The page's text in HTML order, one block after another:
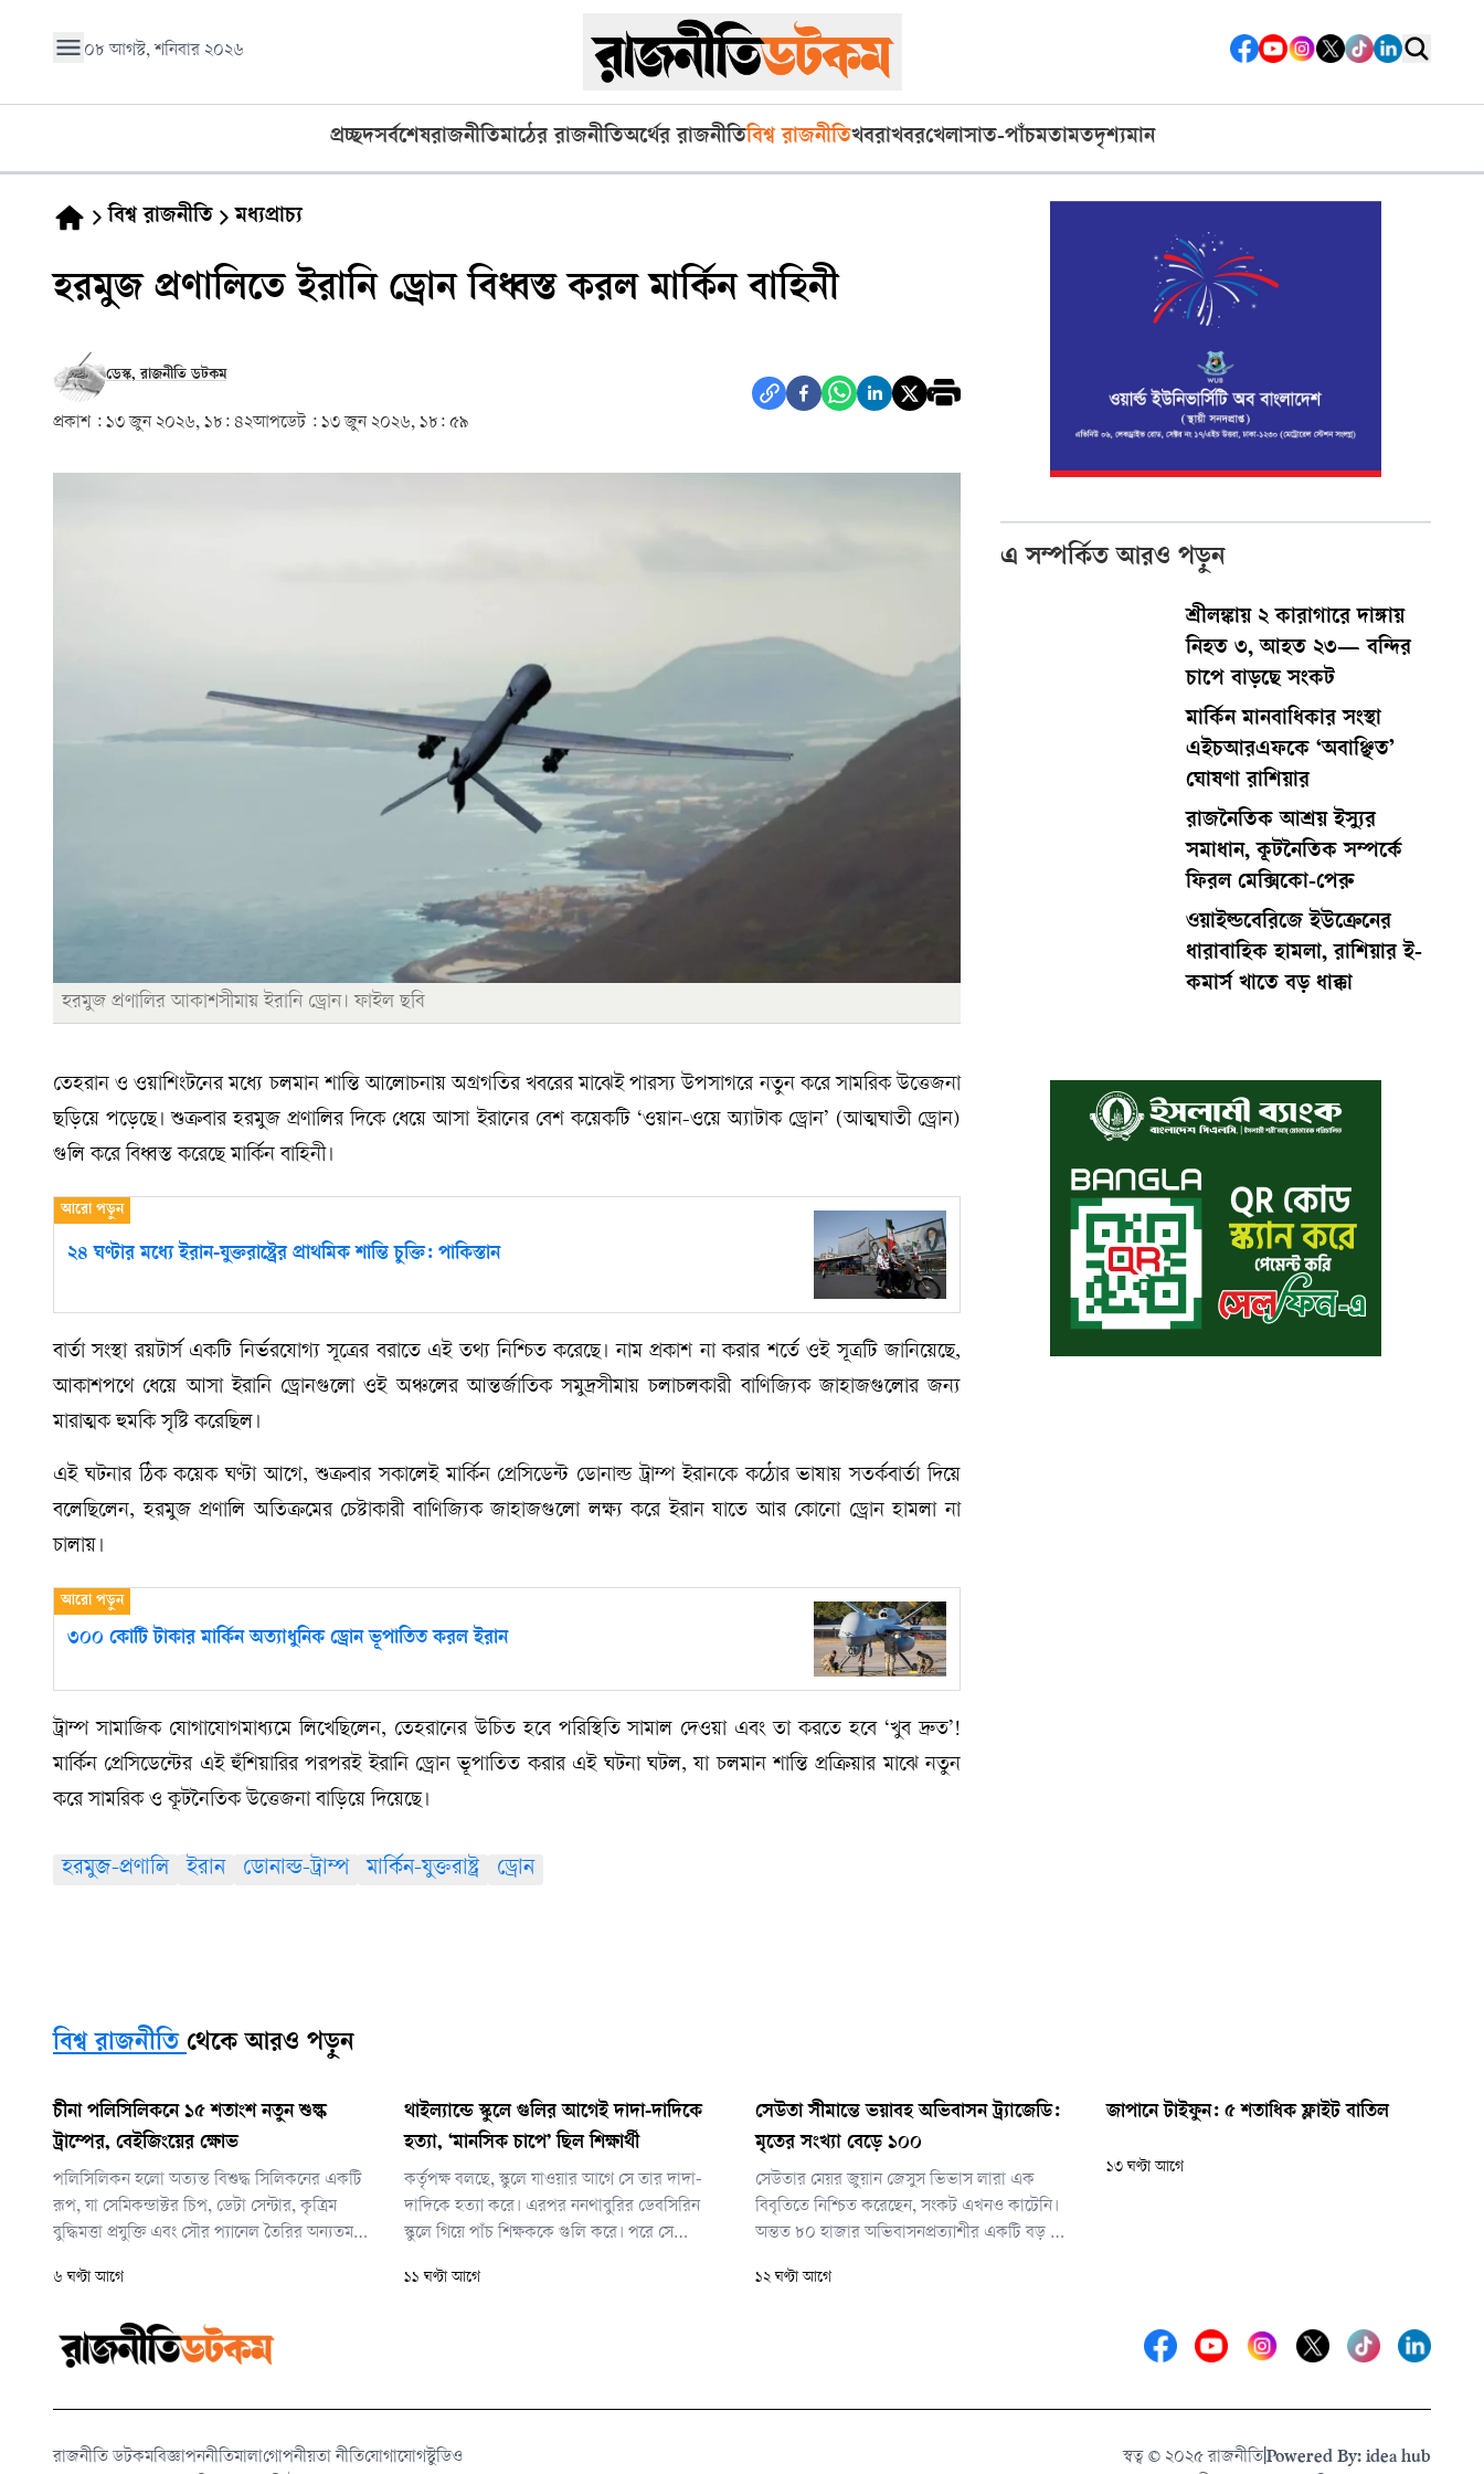
০৮ আগস্ট, শনিবার ২০২৬
প্রচ্ছদসর্বশেষরাজনীতিমাঠের রাজনীতিঅর্থের রাজনীতিবিশ্ব রাজনীতিখবরাখবরখেলাসাত-পাঁচমতামতদৃশ্যমান
বিশ্ব রাজনীতি মধ্যপ্রাচ্য
হরমুজ প্রণালিতে ইরানি ড্রোন বিধ্বস্ত করল মার্কিন বাহিনী
ডেস্ক, রাজনীতি ডটকম
প্রকাশ : ১৩ জুন ২০২৬, ১৮: ৪২আপডেট : ১৩ জুন ২০২৬, ১৮: ৫৯
হরমুজ প্রণালির আকাশসীমায় ইরানি ড্রোন। ফাইল ছবি
তেহরান ও ওয়াশিংটনের মধ্যে চলমান শান্তি আলোচনায় অগ্রগতির খবরের মাঝেই পারস্য উপসাগরে নতুন করে সামরিক উত্তেজনা
ছড়িয়ে পড়েছে। শুক্রবার হরমুজ প্রণালির দিকে ধেয়ে আসা ইরানের বেশ কয়েকটি ‘ওয়ান-ওয়ে অ্যাটাক ড্রোন’ (আত্মঘাতী ড্রোন)
গুলি করে বিধ্বস্ত করেছে মার্কিন বাহিনী।
২৪ ঘণ্টার মধ্যে ইরান-যুক্তরাষ্ট্রের প্রাথমিক শান্তি চুক্তি: পাকিস্তান
বার্তা সংস্থা রয়টার্স একটি নির্ভরযোগ্য সূত্রের বরাতে এই তথ্য নিশ্চিত করেছে। নাম প্রকাশ না করার শর্তে ওই সূত্রটি জানিয়েছে,
আকাশপথে ধেয়ে আসা ইরানি ড্রোনগুলো ওই অঞ্চলের আন্তর্জাতিক সমুদ্রসীমায় চলাচলকারী বাণিজ্যিক জাহাজগুলোর জন্য
মারাত্মক হুমকি সৃষ্টি করেছিল।
এই ঘটনার ঠিক কয়েক ঘণ্টা আগে, শুক্রবার সকালেই মার্কিন প্রেসিডেন্ট ডোনাল্ড ট্রাম্প ইরানকে কঠোর ভাষায় সতর্কবার্তা দিয়ে
বলেছিলেন, হরমুজ প্রণালি অতিক্রমের চেষ্টাকারী বাণিজ্যিক জাহাজগুলো লক্ষ্য করে ইরান যাতে আর কোনো ড্রোন হামলা না
চালায়।
৩০০ কোটি টাকার মার্কিন অত্যাধুনিক ড্রোন ভূপাতিত করল ইরান
ট্রাম্প সামাজিক যোগাযোগমাধ্যমে লিখেছিলেন, তেহরানের উচিত হবে পরিস্থিতি সামাল দেওয়া এবং তা করতে হবে ‘খুব দ্রুত’!
মার্কিন প্রেসিডেন্টের এই হুঁশিয়ারির পরপরই ইরানি ড্রোন ভূপাতিত করার এই ঘটনা ঘটল, যা চলমান শান্তি প্রক্রিয়ার মাঝে নতুন
করে সামরিক ও কূটনৈতিক উত্তেজনা বাড়িয়ে দিয়েছে।
হরমুজ-প্রণালি ইরান ডোনাল্ড-ট্রাম্প মার্কিন-যুক্তরাষ্ট্র ড্রোন
এ সম্পর্কিত আরও পড়ুন
শ্রীলঙ্কায় ২ কারাগারে দাঙ্গায়
নিহত ৩, আহত ২৩— বন্দির
চাপে বাড়ছে সংকট
মার্কিন মানবাধিকার সংস্থা
এইচআরএফকে ‘অবাঞ্ছিত’
ঘোষণা রাশিয়ার
রাজনৈতিক আশ্রয় ইস্যুর
সমাধান, কূটনৈতিক সম্পর্কে
ফিরল মেক্সিকো-পেরু
ওয়াইল্ডবেরিজে ইউক্রেনের
ধারাবাহিক হামলা, রাশিয়ার ই-
কমার্স খাতে বড় ধাক্কা
বিশ্ব রাজনীতি থেকে আরও পড়ুন
চীনা পলিসিলিকনে ১৫ শতাংশ নতুন শুল্ক
ট্রাম্পের, বেইজিংয়ের ক্ষোভ
পলিসিলিকন হলো অত্যন্ত বিশুদ্ধ সিলিকনের একটি
রূপ, যা সেমিকন্ডাক্টর চিপ, ডেটা সেন্টার, কৃত্রিম
বুদ্ধিমত্তা প্রযুক্তি এবং সৌর প্যানেল তৈরির অন্যতম
উৎপাদক চীন।
৬ ঘণ্টা আগে
থাইল্যান্ডে স্কুলে গুলির আগেই দাদা-দাদিকে
হত্যা, ‘মানসিক চাপে’ ছিল শিক্ষার্থী
কর্তৃপক্ষ বলছে, স্কুলে যাওয়ার আগে সে তার দাদা-
দাদিকে হত্যা করে। এরপর ননথাবুরির ডেবসিরিন
স্কুলে গিয়ে পাঁচ শিক্ষককে গুলি করে। পরে সে
মারা যায়।
১১ ঘণ্টা আগে
সেউতা সীমান্তে ভয়াবহ অভিবাসন ট্র্যাজেডি:
মৃতের সংখ্যা বেড়ে ১০০
সেউতার মেয়র জুয়ান জেসুস ভিভাস লারা এক
বিবৃতিতে নিশ্চিত করেছেন, সংকট এখনও কাটেনি।
অন্তত ৮০ হাজার অভিবাসনপ্রত্যাশীর একটি বড় অংশ
ভেতরে অবস্থান করছেন।
১২ ঘণ্টা আগে
জাপানে টাইফুন: ৫ শতাধিক ফ্লাইট বাতিল
১৩ ঘণ্টা আগে
রাজনীতি ডটকমবিজ্ঞাপননীতিমালাগোপনীয়তা নীতিযোগাযোগস্টুডিও স্বত্ব © ২০২৫ রাজনীতিPowered By: idea hub